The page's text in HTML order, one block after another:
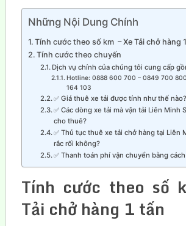
Những Nội Dung Chính
Tính cước theo số km – Xe Tải chở hàng
Tính cước theo chuyến
Dịch vụ chính của chúng tôi cung cấp
Hotline: 0888 600 700 – 0849 700
164 103
✅ Giá thuê xe tải được tính như thế nào?
✅ Các dòng xe tải mà vận tải Liên Minh
cho thuê?
✅ Thủ tục thuê xe tải chở hàng tại Liên
rắc rối không?
✅ Thanh toán phí vận chuyển bằng
Tính cước theo số
Tải chở hàng 1 tấn